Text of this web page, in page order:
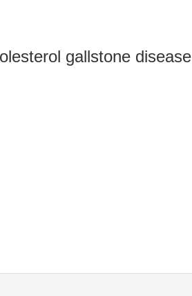
gallstone disease